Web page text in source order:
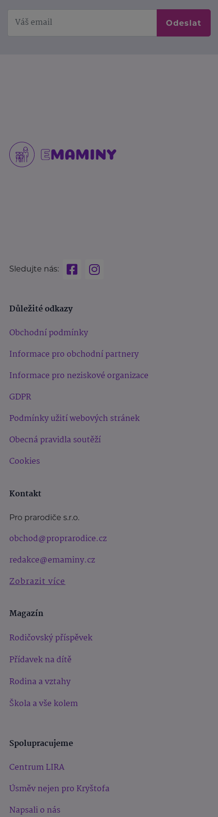
Odeslat
Sledujte nás:
Důležité odkazy
Obchodní podmínky
Informace pro obchodní partnery
Informace pro neziskové organizace
GDPR
Podmínky užití webových stránek
Obecná pravidla soutěží
Cookies
Kontakt
Pro prarodiče s.r.o.
obchod@proprarodice.cz
redakce@emaminy.cz
Zobrazit více
Magazín
Rodičovský příspěvek
Přídavek na dítě
Rodina a vztahy
Škola a vše kolem
Spolupracujeme
Centrum LIRA
Úsměv nejen pro Kryštofa
Napsali o nás